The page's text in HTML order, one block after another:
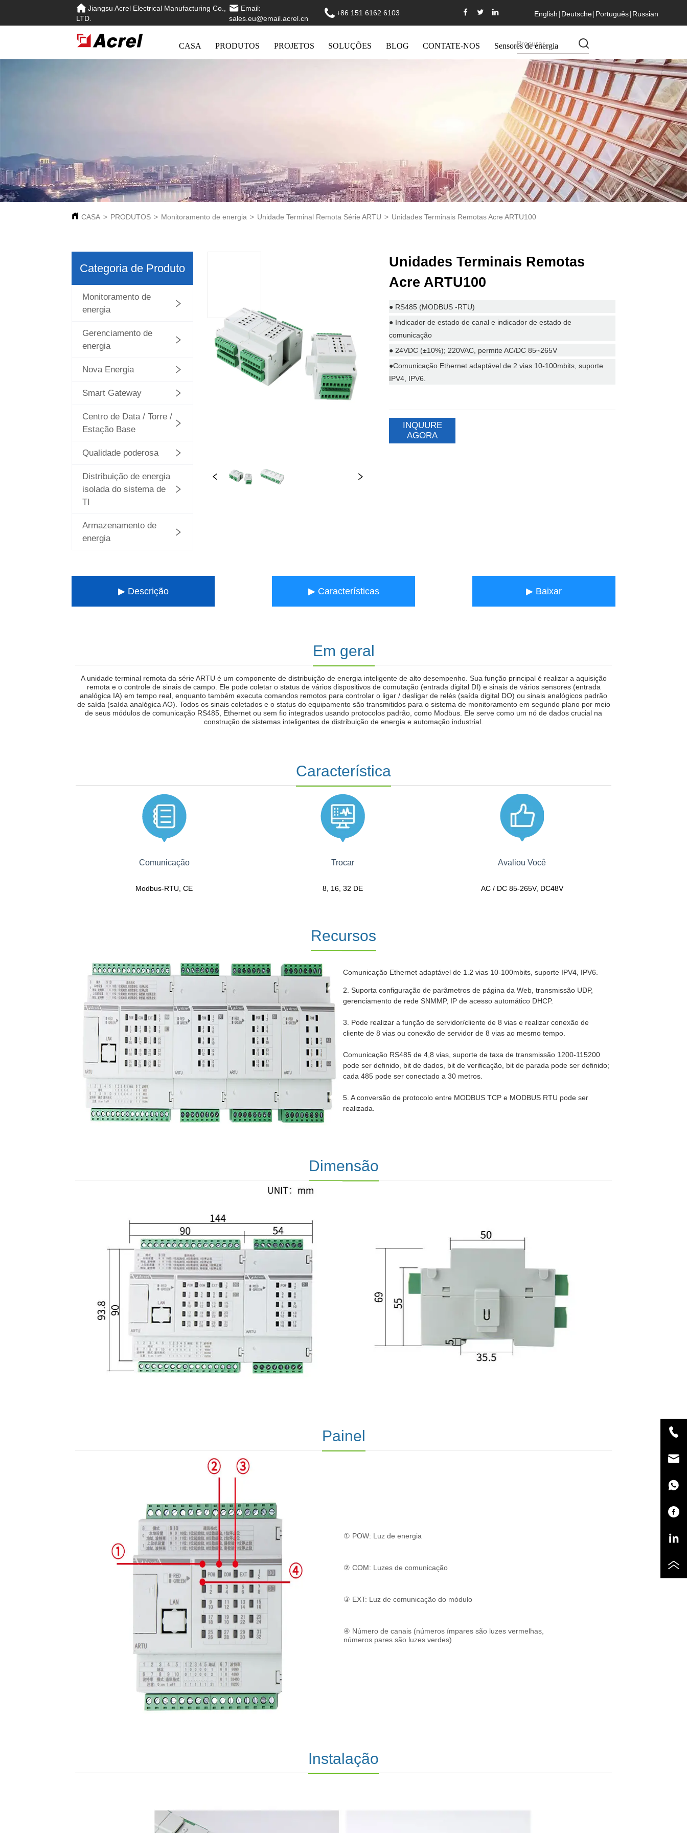
Jiangsu Acrel Electrical Manufacturing Co.,
LTD.
Email:
sales.eu@email.acrel.cn
+86 151 6162 6103 English Deutsche Português Russian
CASA PRODUTOS PROJETOS SOLUÇÕES BLOG CONTATE-NOS Sensores de energia
CASA > PRODUTOS > Monitoramento de energia > Unidade Terminal Remota Série ARTU > Unidades Terminais Remotas Acre ARTU100
Categoria de Produto
Monitoramento de
energia
Gerenciamento de
energia
Nova Energia
Smart Gateway
Centro de Data / Torre /
Estação Base
Qualidade poderosa
Distribuição de energia
isolada do sistema de
TI
Armazenamento de
energia
Unidades Terminais Remotas
Acre ARTU100
INQUURE
AGORA
▶ Descrição ▶ Características ▶ Baixar